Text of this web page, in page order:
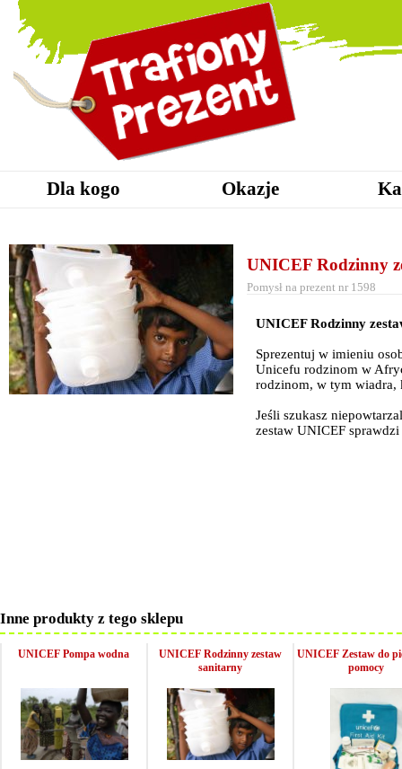
Dla kogo Okazje
UNICEF Rodzinny
Pomysł na prezent nr 1598
UNICEF Rodzinny
Sprezentuj w imieniu
Unicefu rodzinom w
rodzinom, w tym wiadra,
Jeśli szukasz
zestaw UNICEF
Inne produkty z tego sklepu
UNICEF Pompa wodna
UNICEF Rodzinny zestaw
sanitarny
UNICEF Zestaw do
pomocy